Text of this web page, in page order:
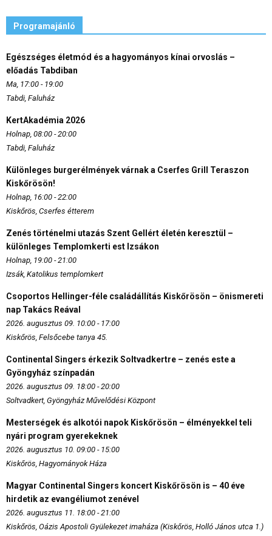
Programajánló
Egészséges életmód és a hagyományos kínai orvoslás –
előadás Tabdiban
Ma, 17:00 - 19:00
Tabdi, Faluház
KertAkadémia 2026
Holnap, 08:00 - 20:00
Tabdi, Faluház
Különleges burgerélmények várnak a Cserfes Grill Teraszon
Kiskőrösön!
Holnap, 16:00 - 22:00
Kiskőrös, Cserfes étterem
Zenés történelmi utazás Szent Gellért életén keresztül –
különleges Templomkerti est Izsákon
Holnap, 19:00 - 21:00
Izsák, Katolikus templomkert
Csoportos Hellinger-féle családállítás Kiskőrösön – önismereti
nap Takács Reával
2026. augusztus 09. 10:00 - 17:00
Kiskőrös, Felsőcebe tanya 45.
Continental Singers érkezik Soltvadkertre – zenés este a
Gyöngyház színpadán
2026. augusztus 09. 18:00 - 20:00
Soltvadkert, Gyöngyház Művelődési Központ
Mesterségek és alkotói napok Kiskőrösön – élményekkel teli
nyári program gyerekeknek
2026. augusztus 10. 09:00 - 15:00
Kiskőrös, Hagyományok Háza
Magyar Continental Singers koncert Kiskőrösön is – 40 éve
hirdetik az evangéliumot zenével
2026. augusztus 11. 18:00 - 21:00
Kiskőrös, Oázis Apostoli Gyülekezet imaháza (Kiskőrös, Holló János utca 1.)